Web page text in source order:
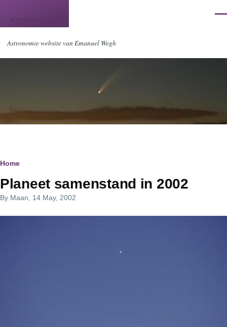
Astronomie website van Emanuel Wegh
Breadcrumb
Home
Planeet samenstand in 2002
By Maan, 14 May, 2002